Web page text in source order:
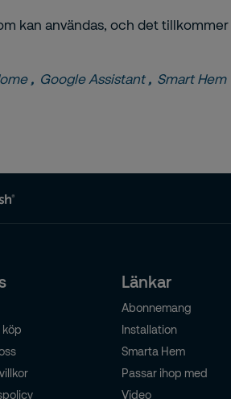
kan användas, och det
, Google Assistant, Smart Hem
Länkar
Abonnemang
Installation
Smarta Hem
Passar ihop med
Video